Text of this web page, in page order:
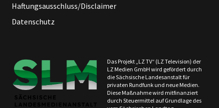
Haftungsausschluss/Disclaimer
Datenschutz
Das Projekt „LZ TV“ (LZ Television) der
LZ Medien GmbH wird gefördert durch
die Sächsische Landesanstalt für
privaten Rundfunk und neue Medien.
Diese Maßnahme wird mitfinanziert
durch Steuermittel auf Grundlage des